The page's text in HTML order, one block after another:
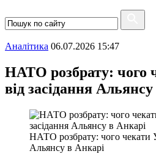
Аналітика 06.07.2026 15:47
НАТО розбрату: чого
від засідання
НАТО розбрату: чого чекати
Альянсу в Анкарі